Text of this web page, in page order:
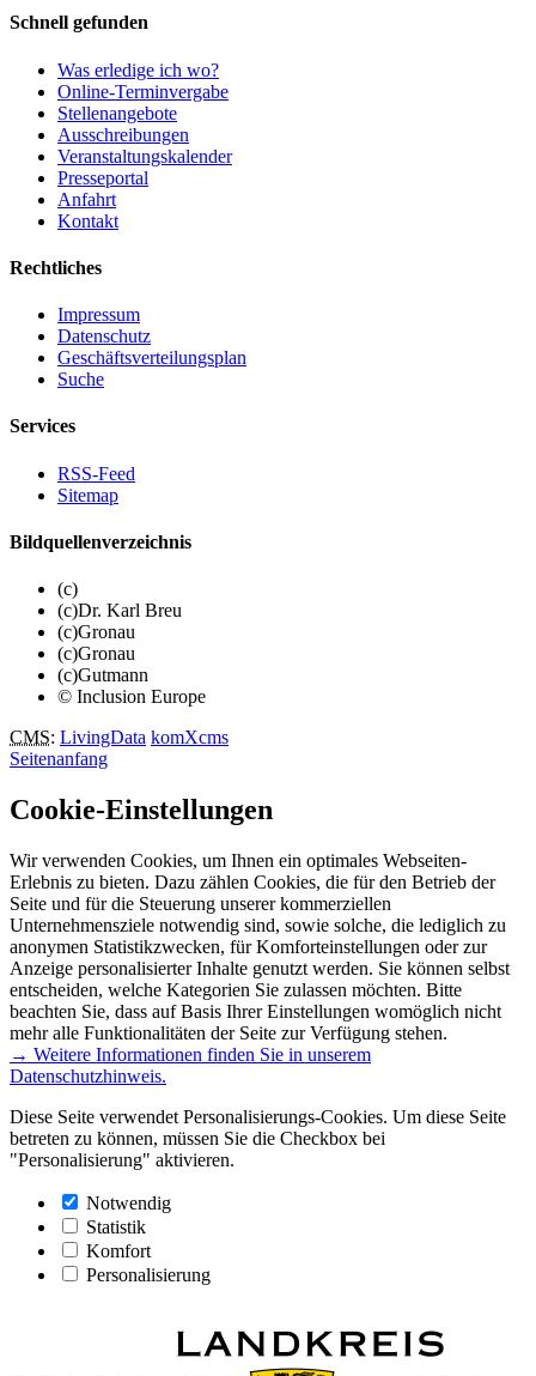
Schnell gefunden
Was erledige ich wo?
Online-Terminvergabe
Stellenangebote
Ausschreibungen
Veranstaltungskalender
Presseportal
Anfahrt
Kontakt
Rechtliches
Impressum
Datenschutz
Geschäftsverteilungsplan
Suche
Services
RSS-Feed
Sitemap
Bildquellenverzeichnis
(c)
(c)Dr. Karl Breu
(c)Gronau
(c)Gronau
(c)Gutmann
© Inclusion Europe
CMS: LivingData komXcms
Seitenanfang
Cookie-Einstellungen
Wir verwenden Cookies, um Ihnen ein optimales Webseiten-
Erlebnis zu bieten. Dazu zählen Cookies, die für den Betrieb der
Seite und für die Steuerung unserer kommerziellen
Unternehmensziele notwendig sind, sowie solche, die lediglich zu
anonymen Statistikzwecken, für Komforteinstellungen oder zur
Anzeige personalisierter Inhalte genutzt werden. Sie können selbst
entscheiden, welche Kategorien Sie zulassen möchten. Bitte
beachten Sie, dass auf Basis Ihrer Einstellungen womöglich nicht
mehr alle Funktionalitäten der Seite zur Verfügung stehen.
→ Weitere Informationen finden Sie in unserem
Datenschutzhinweis.
Diese Seite verwendet Personalisierungs-Cookies. Um diese Seite
betreten zu können, müssen Sie die Checkbox bei
"Personalisierung" aktivieren.
Notwendig
Statistik
Komfort
Personalisierung